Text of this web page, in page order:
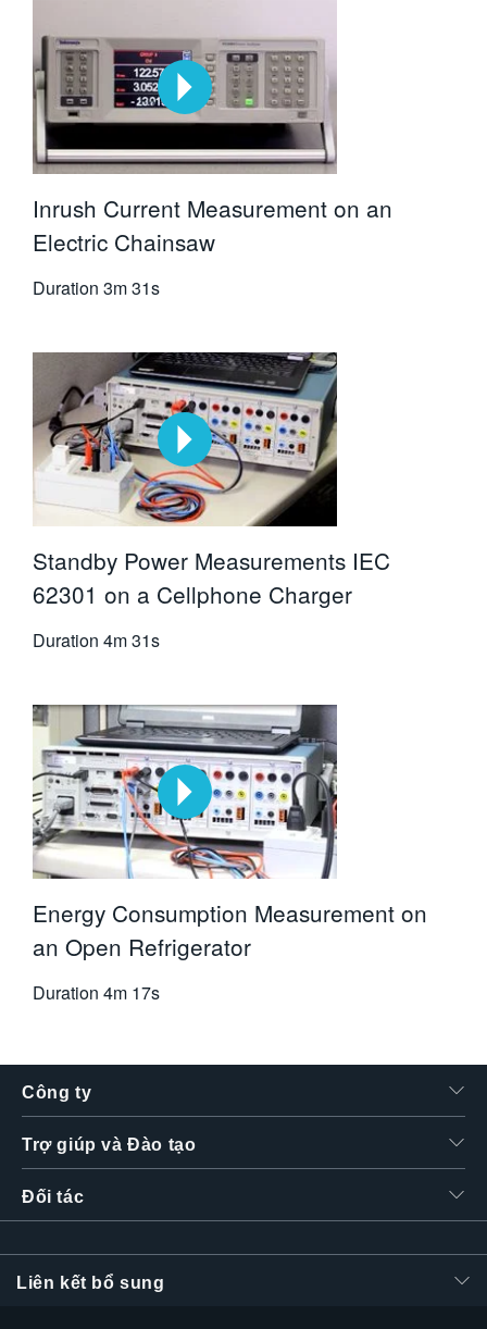
Inrush Current Measurement on an
Electric Chainsaw
Duration 3m 31s
Standby Power Measurements IEC
62301 on a Cellphone Charger
Duration 4m 31s
Energy Consumption Measurement on
an Open Refrigerator
Duration 4m 17s
Công ty
Trợ giúp và Đào tạo
Đối tác
Liên kết bổ sung